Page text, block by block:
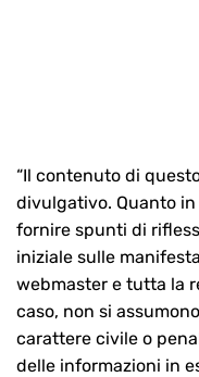
“Il contenuto di
divulgativo. Quanto
fornire spunti di
iniziale sulle
webmaster e tutta la
caso, non si
carattere civile o
delle informazioni in